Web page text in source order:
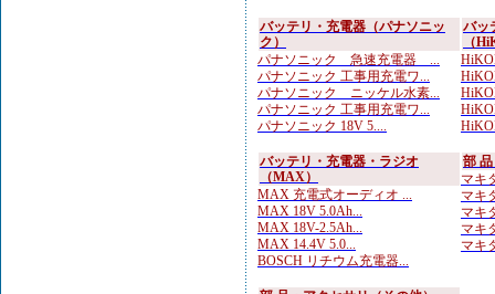
バッテリ・充電器（パナソニッ
ク）
パナソニック 急速充電器 ...
パナソニック 工事用充電ワ...
パナソニック ニッケル水素...
パナソニック 工事用充電ワ...
パナソニック 18V 5....
バッ
（
バッテリ・充電器・ラジオ
（MAX）
MAX 充電式オーディオ ...
MAX 18V 5.0Ah...
MAX 18V-2.5Ah...
MAX 14.4V 5.0...
BOSCH リチウム充電器...
部
マキ
マキ
マキ
マキ
マキ